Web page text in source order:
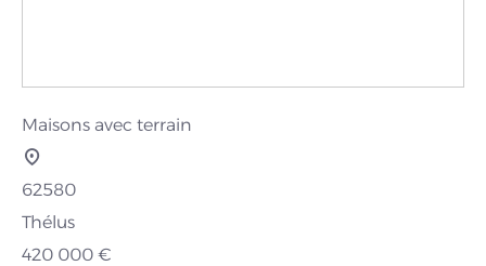
Maisons avec terrain
62580
Thélus
420 000 €